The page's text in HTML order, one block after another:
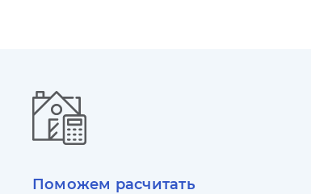
Поможем расчитать